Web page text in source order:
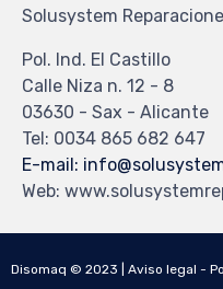
Solusystem
Pol. Ind. El Castillo
Calle Niza n. 12 - 8
03630 - Sax - Alicante
Tel: 0034 865 682 647
E-mail:
Web:
Disomaq © 2023 | Aviso legal -